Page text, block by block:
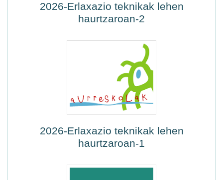
2026-Erlaxazio teknikak lehen
haurtzaroan-2
2026-Erlaxazio teknikak lehen
haurtzaroan-1